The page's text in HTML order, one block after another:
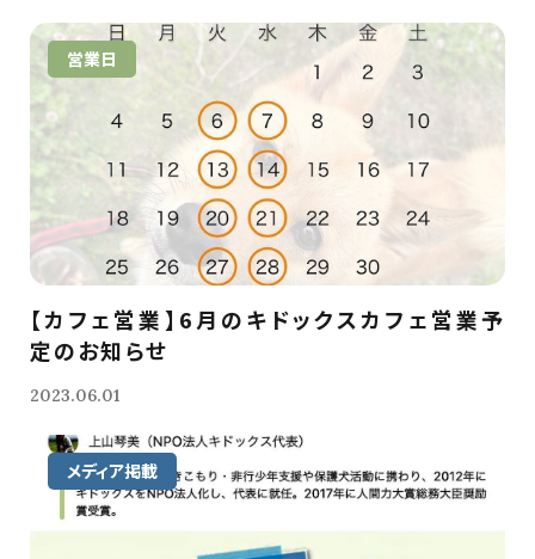
営業日
【カフェ営業】6月のキドックスカフェ営業予
定のお知らせ
2023.06.01
メディア掲載